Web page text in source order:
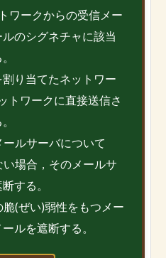
ワークからの受信メー
のシグネチャに該当
り当てたネットワー
トワークに直接送信さ
ルサーバについて
場合，そのメールサ
する。
(ぜい)弱性をもつメー
ルを遮断する。